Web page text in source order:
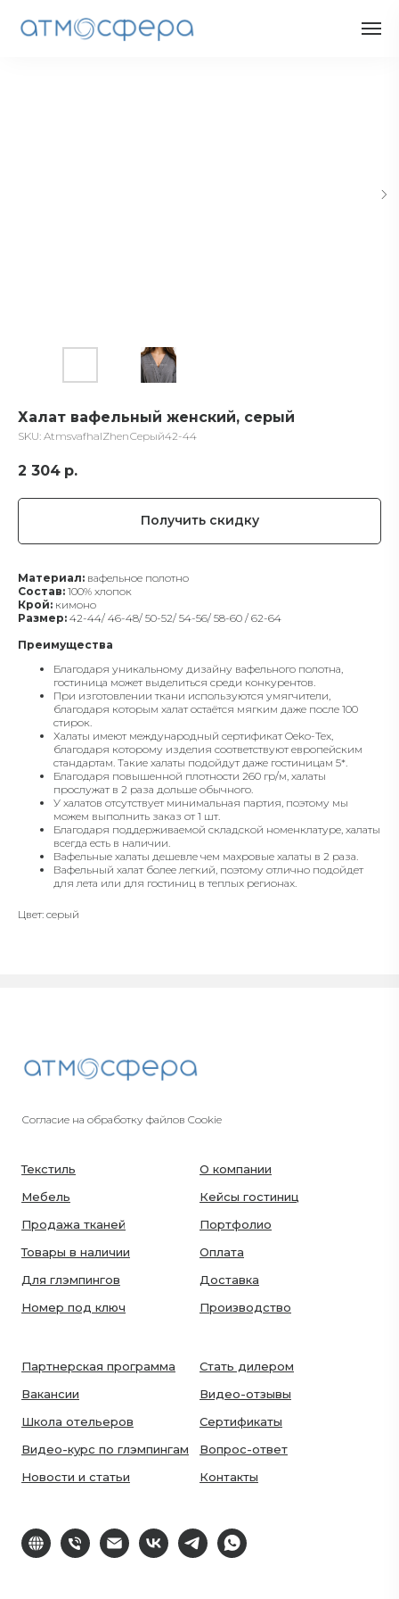
Халат вафельный женский, серый
SKU: AtmsvafhalZhenСерый42-44
2 304 р.
Получить скидку
Материал: вафельное полотно
Состав: 100% хлопок
Крой: кимоно
Размер: 42-44/ 46-48/ 50-52/ 54-56/ 58-60 / 62-64
Преимущества
Благодаря уникальному дизайну вафельного полотна,
гостиница может выделиться среди конкурентов.
При изготовлении ткани используются умягчители,
благодаря которым халат остаётся мягким даже после 100
стирок.
Халаты имеют международный сертификат Oeko-Tex,
благодаря которому изделия соответствуют европейским
стандартам. Такие халаты подойдут даже гостиницам 5*.
Благодаря повышенной плотности 260 гр/м, халаты
прослужат в 2 раза дольше обычного.
У халатов отсутствует минимальная партия, поэтому мы
можем выполнить заказ от 1 шт.
Благодаря поддерживаемой складской номенклатуре, халаты
всегда есть в наличии.
Вафельные халаты дешевле чем махровые халаты в 2 раза.
Вафельный халат более легкий, поэтому отлично подойдет
для лета или для гостиниц в теплых регионах.
Цвет: серый
Согласие на обработку файлов Cookie
Текстиль
Мебель
Продажа тканей
Товары в наличии
Для глэмпингов
Номер под ключ
О компании
Кейсы гостиниц
Портфолио
Оплата
Доставка
Производство
Партнерская программа
Вакансии
Школа отельеров
Видео-курс по глэмпингам
Новости и статьи
Стать дилером
Видео-отзывы
Сертификаты
Вопрос-ответ
Контакты